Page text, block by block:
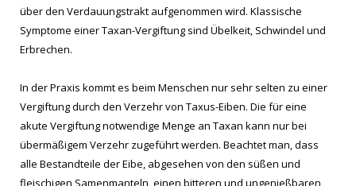
über den Verdauungstrakt aufgenommen wird. Klassische
Symptome einer Taxan-Vergiftung sind Übelkeit, Schwindel und
Erbrechen.
In der Praxis kommt es beim Menschen nur sehr selten zu einer
Vergiftung durch den Verzehr von Taxus-Eiben. Die für eine
akute Vergiftung notwendige Menge an Taxan kann nur bei
übermäßigem Verzehr zugeführt werden. Beachtet man, dass
alle Bestandteile der Eibe, abgesehen von den süßen und
fleischigen Samenmanteln, einen bitteren und ungenießbaren